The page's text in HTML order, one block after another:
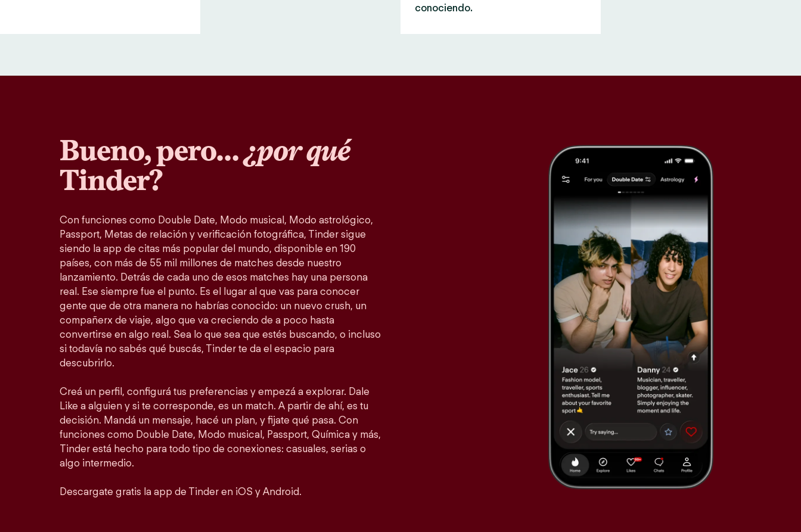
conociendo.
Bueno, pero…¿por qué
Tinder?
Con funciones como Double Date, Modo musical, Modo astrológico,
Passport, Metas de relación y verificación fotográfica, Tinder sigue
siendo la app de citas más popular del mundo, disponible en 190
países, con más de 55 mil millones de matches desde nuestro
lanzamiento. Detrás de cada uno de esos matches hay una persona
real. Ese siempre fue el punto. Es el lugar al que vas para conocer
gente que de otra manera no habrías conocido: un nuevo crush, un
compañerx de viaje, algo que va creciendo de a poco hasta
convertirse en algo real. Sea lo que sea que estés buscando, o incluso
si todavía no sabés qué buscás, Tinder te da el espacio para
descubrirlo.
Creá un perfil, configurá tus preferencias y empezá a explorar. Dale
Like a alguien y si te corresponde, es un match. A partir de ahí, es tu
decisión. Mandá un mensaje, hacé un plan, y fijate qué pasa. Con
funciones como Double Date, Modo musical, Passport, Química y más,
Tinder está hecho para todo tipo de conexiones: casuales, serias o
algo intermedio.
Descargate gratis la app de Tinder en iOS y Android.